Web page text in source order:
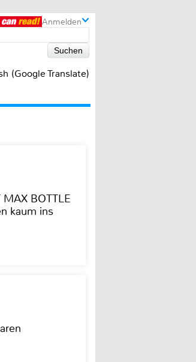
Anmelden
(Google Translate)
BOTTLE
kaum ins